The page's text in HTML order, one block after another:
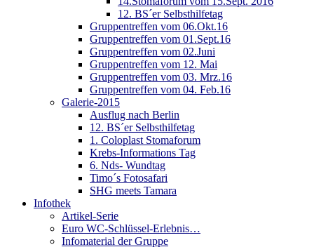
12. BS´er Selbsthilfetag
Gruppentreffen vom 06.Okt.16
Gruppentreffen vom 01.Sept.16
Gruppentreffen vom 02.Juni
Gruppentreffen vom 12. Mai
Gruppentreffen vom 03. Mrz.16
Gruppentreffen vom 04. Feb.16
Galerie-2015
Ausflug nach Berlin
12. BS´er Selbsthilfetag
1. Coloplast Stomaforum
Krebs-Informations Tag
6. Nds- Wundtag
Timo´s Fotosafari
SHG meets Tamara
Infothek
Artikel-Serie
Euro WC-Schlüssel-Erlebnis…
Infomaterial der Gruppe